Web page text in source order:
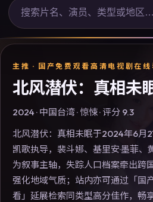
主推 · 国产免费观看高清电视剧在线
北风潜伏：真相未
2024· 中国台湾· 惊悚· 评分 9.3
北风潜伏：真相未眠于2024年6月
凯歌执导，裴斗娜、基里安·墨菲
为叙事主轴，失踪人口档案牵出跨
强化地域气质；站内亦可通过「国
看」延展检索同类型高分佳作，畅